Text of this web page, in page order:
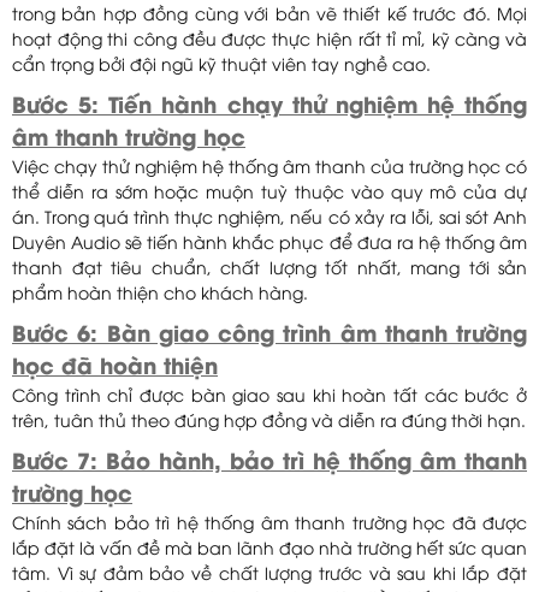
trong bản hợp đồng cùng với bản vẽ thiết kế trước đó. Mọi
hoạt động thi công đều được thực hiện rất tỉ mỉ, kỹ càng và
cẩn trọng bởi đội ngũ kỹ thuật viên tay nghề cao.
Bước 5: Tiến hành chạy thử nghiệm hệ thống
âm thanh trường học
Việc chạy thử nghiệm hệ thống âm thanh của trường học có
thể diễn ra sớm hoặc muộn tuỳ thuộc vào quy mô của dự
án. Trong quá trình thực nghiệm, nếu có xảy ra lỗi, sai sót Anh
Duyên Audio sẽ tiến hành khắc phục để đưa ra hệ thống âm
thanh đạt tiêu chuẩn, chất lượng tốt nhất, mang tới sản
phẩm hoàn thiện cho khách hàng.
Bước 6: Bàn giao công trình âm thanh trường
học đã hoàn thiện
Công trình chỉ được bàn giao sau khi hoàn tất các bước ở
trên, tuân thủ theo đúng hợp đồng và diễn ra đúng thời hạn.
Bước 7: Bảo hành, bảo trì hệ thống âm thanh
trường học
Chính sách bảo trì hệ thống âm thanh trường học đã được
lắp đặt là vấn đề mà ban lãnh đạo nhà trường hết sức quan
tâm. Vì sự đảm bảo về chất lượng trước và sau khi lắp đặt